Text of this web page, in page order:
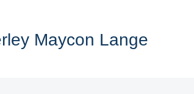
Maycon Lange